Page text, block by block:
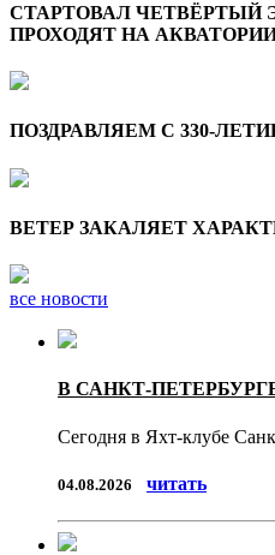
СТАРТОВАЛ ЧЕТВЁРТЫЙ
ПРОХОДЯТ НА
ПОЗДРАВЛЯЕМ С 330-
ВЕТЕР ЗАКАЛЯЕТ
все новости
В САНКТ-
Сегодня в Яхт-клубе
04.08.2026 читать